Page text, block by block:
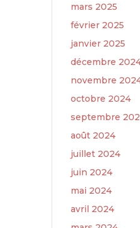
mars 2025
février 2025
janvier 2025
décembre
novembre
octobre 2024
septembre
août 2024
juillet 2024
juin 2024
mai 2024
avril 2024